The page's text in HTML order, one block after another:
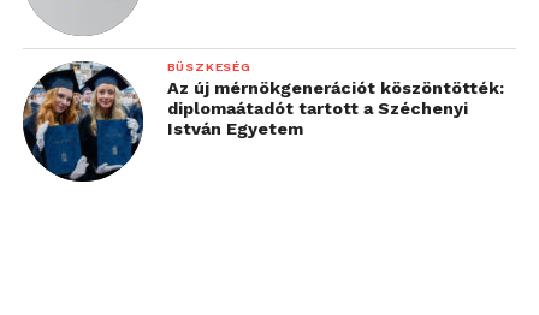
BÜSZKESÉG
Az új mérnökgenerációt köszöntötték:
diplomaátadót tartott a Széchenyi
István Egyetem